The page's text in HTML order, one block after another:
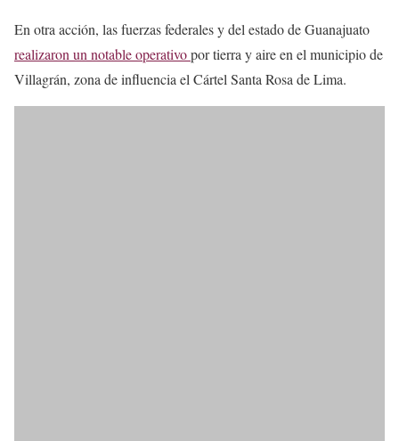
En otra acción, las fuerzas federales y del estado de Guanajuato
realizaron un notable operativopor tierra y aire en el municipio de
Villagrán, zona de influencia el Cártel Santa Rosa de Lima.